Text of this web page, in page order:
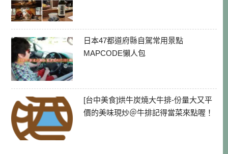
日本47都道府縣自駕常用景點
MAPCODE懶人包
[台中美食]烘牛炭燒大牛排-份量大又平
價的美味現炒＠牛排記得當菜來點喔！